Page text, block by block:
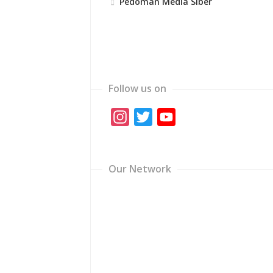
Follow us on
Instagram
Twitter
Our Network